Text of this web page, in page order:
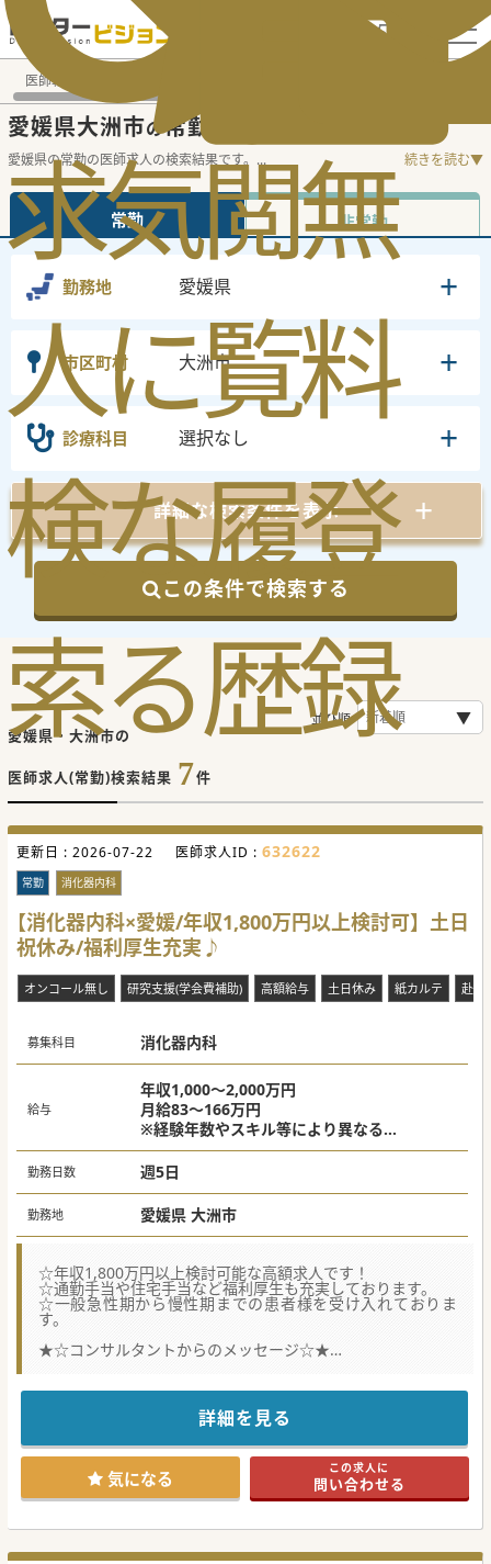
求
人
検
索
気
に
な
る
閲
覧
履
歴
無
料
登
録
医師転職・求人募集TOP
愛媛県大洲市の常勤医師求人・転職情報
愛媛県の常勤の医師求人の検索結果です。 ... 続きを読む▼
常勤 非常勤
勤務地 愛媛県
市区町村 大洲市
診療科目 選択なし
詳細な検索条件を表示
この条件で検索する
愛媛県・大洲市の
医師求人(常勤)検索結果 7件
並び順
更新日 : 2026-07-22 医師求人ID : 632622
常勤 消化器内科
【消化器内科×愛媛/年収1,800万円以上検討可】土日
祝休み/福利厚生充実♪
オンコール無し 研究支援(学会費補助) 高額給与 土日休み 紙カルテ 赴任
募集科目 消化器内科
給与
年収1,000～2,000万円
月給83～166万円
※経験年数やスキル等により異なる
※当直手当別途支給
勤務日数 週5日
勤務地 愛媛県 大洲市
☆年収1,800万円以上検討可能な高額求人です！
☆通勤手当や住宅手当など福利厚生も充実しております。
☆一般急性期から慢性期までの患者様を受け入れておりま
す。
★☆コンサルタントからのメッセージ☆★
募集されています。
土日祝お休みのため、ワークライフバランスも取りやすいで
是非お問い合わせください。
#秋入職可
詳細を見る
気になる この求人に
問い合わせる